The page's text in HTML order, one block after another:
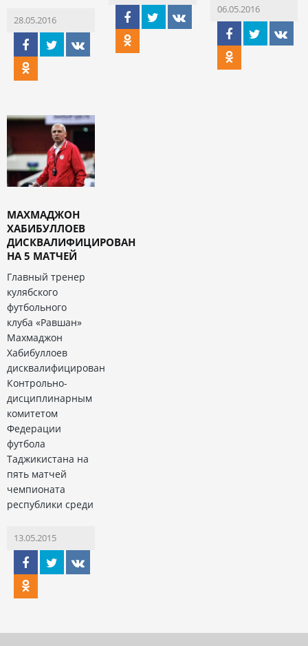
28.05.2016
06.05.2016
МАХМАДЖОН
ХАБИБУЛЛОЕВ
ДИСКВАЛИФИЦИРОВАН
НА 5 МАТЧЕЙ
Главный тренер
кулябского
футбольного
клуба «Равшан»
Махмаджон
Хабибуллоев
дисквалифицирован
Контрольно-
дисциплинарным
комитетом
Федерации
футбола
Таджикистана на
пять матчей
чемпионата
республики среди
13.05.2015